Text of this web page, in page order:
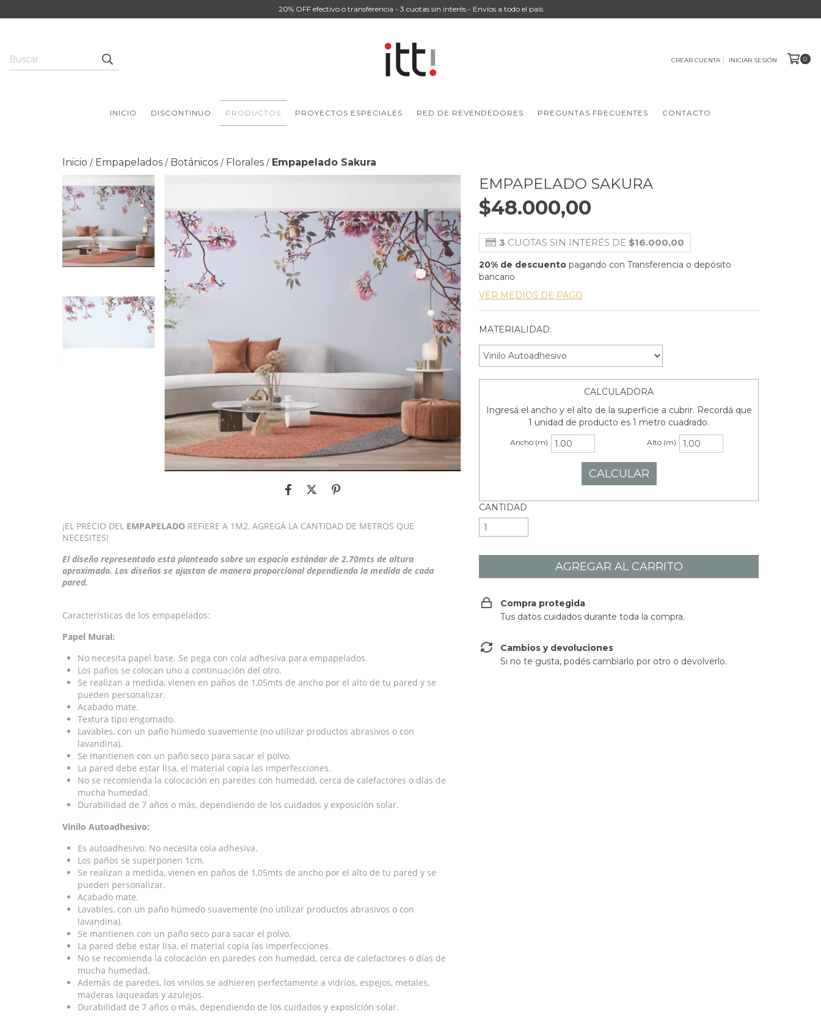
20% OFF efectivo o transferencia - 3 cuotas sin interés - Envíos a todo el país
CREAR CUENTA INICIAR SESIÓN 0
INICIO DISCONTINUO PRODUCTOS PROYECTOS ESPECIALES RED DE REVENDEDORES PREGUNTAS FRECUENTES CONTACTO
Inicio / Empapelados / Botánicos / Florales / Empapelado Sakura
¡EL PRECIO DEL EMPAPELADO REFIERE A 1M2, AGREGÁ LA CANTIDAD DE METROS QUE
NECESITES!
El diseño representado está planteado sobre un espacio estándar de 2.70mts de altura
aproximado. Los diseños se ajustan de manera proporcional dependiendo la medida de cada
pared.
Características de los empapelados:
Papel Mural:
No necesita papel base. Se pega con cola adhesiva para empapelados.
Los paños se colocan uno a continuación del otro.
Se realizan a medida, vienen en paños de 1,05mts de ancho por el alto de tu pared y se
pueden personalizar.
Acabado mate.
Textura tipo engomado.
Lavables, con un paño húmedo suavemente (no utilizar productos abrasivos o con
lavandina).
Se mantienen con un paño seco para sacar el polvo.
La pared debe estar lisa, el material copia las imperfecciones.
No se recomienda la colocación en paredes con humedad, cerca de calefactores o días de
mucha humedad.
Durabilidad de 7 años o más, dependiendo de los cuidados y exposición solar.
Vinilo Autoadhesivo:
Es autoadhesivo. No necesita cola adhesiva.
Los paños se superponen 1cm.
Se realizan a medida, vienen en paños de 1,05mts de ancho por el alto de tu pared y se
pueden personalizar.
Acabado mate.
Lavables, con un paño húmedo suavemente (no utilizar productos abrasivos o con
lavandina).
Se mantienen con un paño seco para sacar el polvo.
La pared debe estar lisa, el material copia las imperfecciones.
No se recomienda la colocación en paredes con humedad, cerca de calefactores o días de
mucha humedad.
Además de paredes, los vinilos se adhieren perfectamente a vidrios, espejos, metales,
maderas laqueadas y azulejos.
Durabilidad de 7 años o más, dependiendo de los cuidados y exposición solar.
EMPAPELADO SAKURA
$48.000,00
3 CUOTAS SIN INTERÉS DE $16.000,00
20% de descuento pagando con Transferencia o depósito
bancario
VER MEDIOS DE PAGO
MATERIALIDAD:
CALCULADORA
Ingresá el ancho y el alto de la superficie a cubrir. Recordá que
1 unidad de producto es 1 metro cuadrado.
Ancho (m) Alto (m)
CANTIDAD
Compra protegida
Tus datos cuidados durante toda la compra.
Cambios y devoluciones
Si no te gusta, podés cambiarlo por otro o devolverlo.